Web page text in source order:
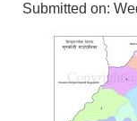
Submitted on: